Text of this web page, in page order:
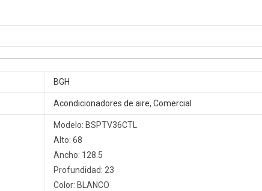
BGH
Acondicionadores de aire, Comercial
Modelo: BSPTV36CTL
Alto: 68
Ancho: 128.5
Profundidad: 23
Color: BLANCO